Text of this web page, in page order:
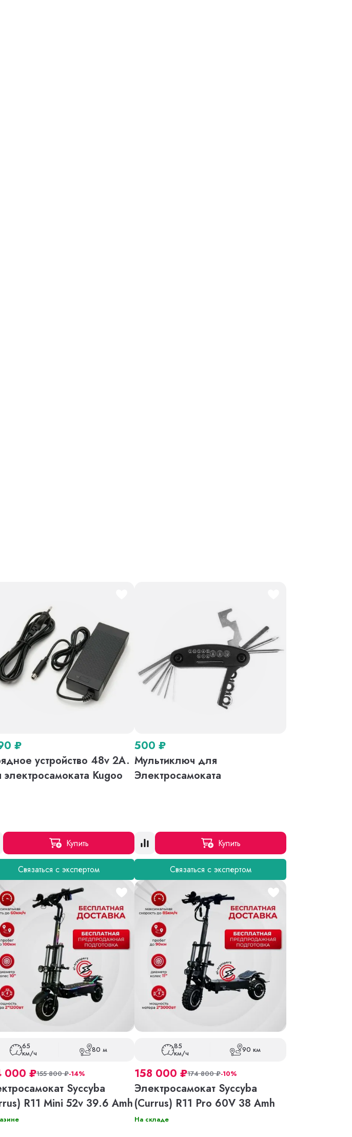
₽
устройство 48v 2A.
электросамоката Kugoo
Купить
Связаться с экспертом
500 ₽
Мультиключ для
Электросамоката
Купить
Связаться с экспертом
65
км/ч 80 м
000 ₽155 800₽-14%
Syccyba
R11 Mini 52v 39.6 Amh
85
км/ч 90 км
158 000 ₽174 800₽-10%
Электросамокат Syccyba
(Currus) R11 Pro 60V 38 Amh
На складе